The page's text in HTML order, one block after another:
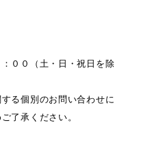
００（土・日・祝日を除
る個別のお問い合わせに
了承ください。